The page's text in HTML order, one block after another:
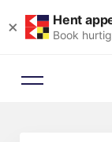
× Hent
Book